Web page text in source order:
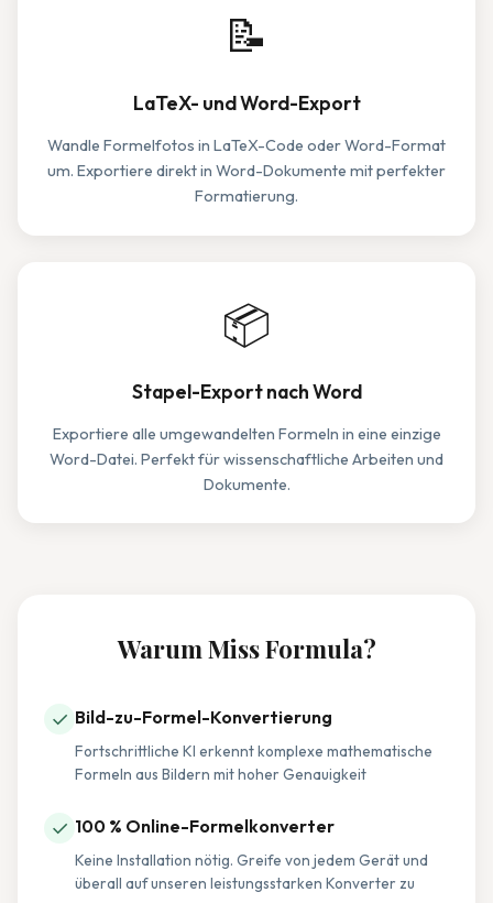
📝
LaTeX- und Word-Export
Wandle Formelfotos in LaTeX-Code oder Word-Format
um. Exportiere direkt in Word-Dokumente mit perfekter
Formatierung.
📦
Stapel-Export nach Word
Exportiere alle umgewandelten Formeln in eine einzige
Word-Datei. Perfekt für wissenschaftliche Arbeiten und
Dokumente.
Warum Miss Formula?
✓ Bild-zu-Formel-Konvertierung
Fortschrittliche KI erkennt komplexe mathematische
Formeln aus Bildern mit hoher Genauigkeit
✓ 100 % Online-Formelkonverter
Keine Installation nötig. Greife von jedem Gerät und
überall auf unseren leistungsstarken Konverter zu